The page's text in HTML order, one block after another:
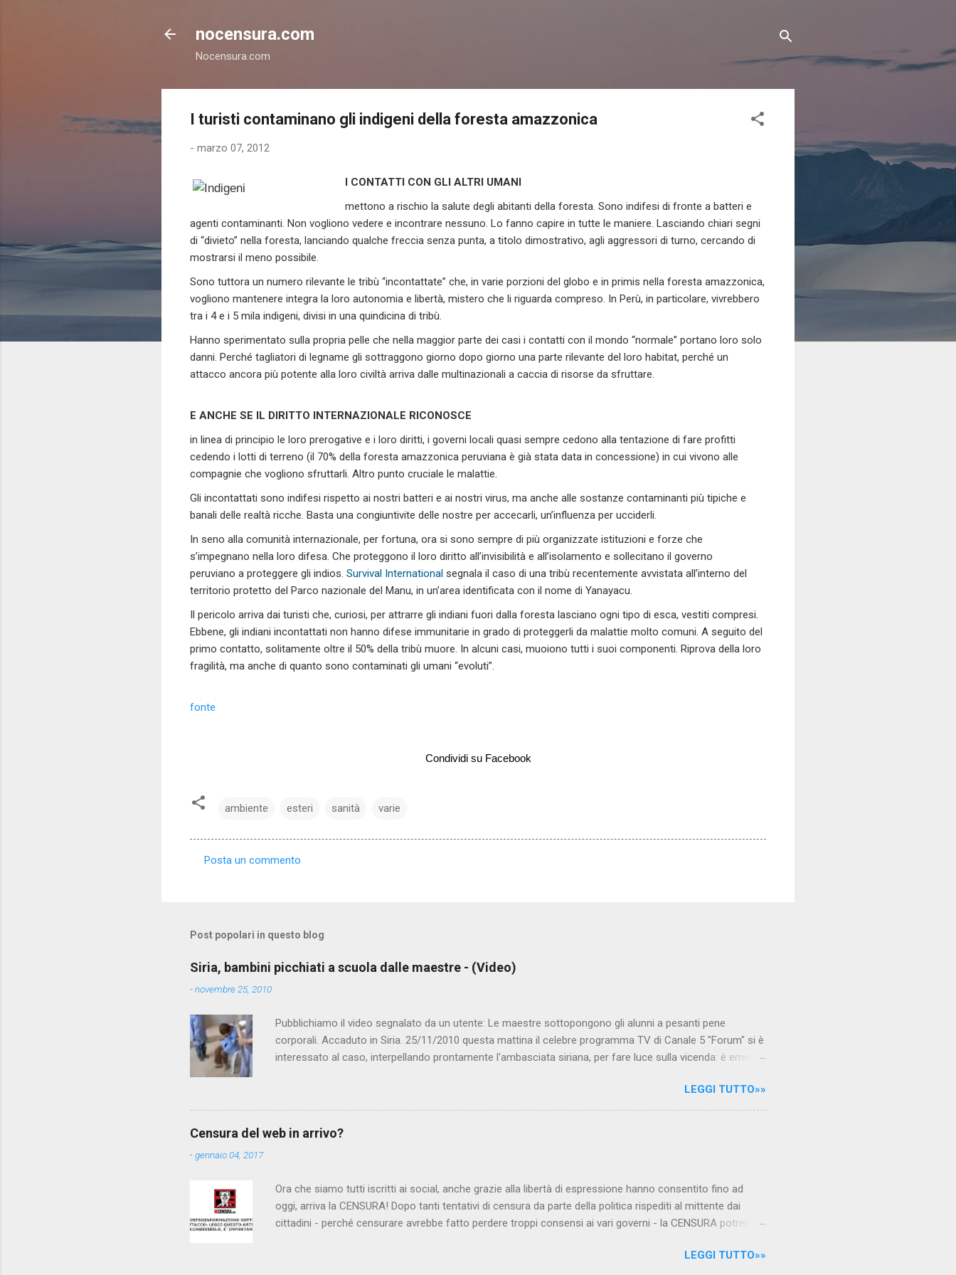
nocensura.com
Nocensura.com
I turisti contaminano gli indigeni della foresta amazzonica
- marzo 07, 2012
I CONTATTI CON GLI ALTRI UMANI
mettono a rischio la salute degli abitanti della foresta. Sono indifesi di fronte a batteri e
agenti contaminanti. Non vogliono vedere e incontrare nessuno. Lo fanno capire in tutte le maniere. Lasciando chiari segni
di “divieto” nella foresta, lanciando qualche freccia senza punta, a titolo dimostrativo, agli aggressori di turno, cercando di
mostrarsi il meno possibile.
Sono tuttora un numero rilevante le tribù “incontattate” che, in varie porzioni del globo e in primis nella foresta amazzonica,
vogliono mantenere integra la loro autonomia e libertà, mistero che li riguarda compreso. In Perù, in particolare, vivrebbero
tra i 4 e i 5 mila indigeni, divisi in una quindicina di tribù.
Hanno sperimentato sulla propria pelle che nella maggior parte dei casi i contatti con il mondo “normale” portano loro solo
danni. Perché tagliatori di legname gli sottraggono giorno dopo giorno una parte rilevante del loro habitat, perché un
attacco ancora più potente alla loro civiltà arriva dalle multinazionali a caccia di risorse da sfruttare.
E ANCHE SE IL DIRITTO INTERNAZIONALE RICONOSCE
in linea di principio le loro prerogative e i loro diritti, i governi locali quasi sempre cedono alla tentazione di fare profitti
cedendo i lotti di terreno (il 70% della foresta amazzonica peruviana è già stata data in concessione) in cui vivono alle
compagnie che vogliono sfruttarli. Altro punto cruciale le malattie.
Gli incontattati sono indifesi rispetto ai nostri batteri e ai nostri virus, ma anche alle sostanze contaminanti più tipiche e
banali delle realtà ricche. Basta una congiuntivite delle nostre per accecarli, un’influenza per ucciderli.
In seno alla comunità internazionale, per fortuna, ora si sono sempre di più organizzate istituzioni e forze che
s’impegnano nella loro difesa. Che proteggono il loro diritto all’invisibilità e all’isolamento e sollecitano il governo
peruviano a proteggere gli indios. Survival International segnala il caso di una tribù recentemente avvistata all’interno del
territorio protetto del Parco nazionale del Manu, in un’area identificata con il nome di Yanayacu.
Il pericolo arriva dai turisti che, curiosi, per attrarre gli indiani fuori dalla foresta lasciano ogni tipo di esca, vestiti compresi.
Ebbene, gli indiani incontattati non hanno difese immunitarie in grado di proteggerli da malattie molto comuni. A seguito del
primo contatto, solitamente oltre il 50% della tribù muore. In alcuni casi, muoiono tutti i suoi componenti. Riprova della loro
fragilità, ma anche di quanto sono contaminati gli umani “evoluti”.
fonte
Condividi su Facebook
ambiente esteri sanità varie
m
n
t
i
Posta un commento
Post popolari in questo blog
Siria, bambini picchiati a scuola dalle maestre - (Video)
-novembre 25, 2010
Pubblichiamo il video segnalato da un utente: Le maestre sottopongono gli alunni a pesanti pene
corporali. Accaduto in Siria. 25/11/2010 questa mattina il celebre programma TV di Canale 5 "Forum" si è
interessato al caso, interpellando prontamente l'ambasciata siriana, per fare luce sulla vicenda: è emerso
state punite e allontanate dalla scuola. LEGGI IL SERVIZIO . staff nocensura.com Condividi su Facebook
LEGGI TUTTO»»
Censura del web in arrivo?
-gennaio 04, 2017
Ora che siamo tutti iscritti ai social, anche grazie alla libertà di espressione hanno consentito fino ad
oggi, arriva la CENSURA! Dopo tanti tentativi di censura da parte della politica rispediti al mittente dai
cittadini - perché censurare avrebbe fatto perdere troppi consensi ai vari governi - la CENSURA potrebbe
AGCM (da non confondere con AGCOM) tra l'altro il momento è proprizio perché al governo non c'è più
LEGGI TUTTO»»